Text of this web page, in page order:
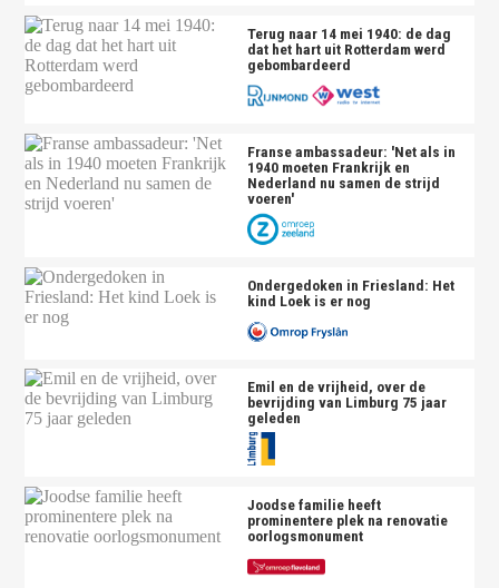
Terug naar 14 mei 1940: de dag
dat het hart uit Rotterdam werd
gebombardeerd
Franse ambassadeur: 'Net als in
1940 moeten Frankrijk en
Nederland nu samen de strijd
voeren'
Ondergedoken in Friesland: Het
kind Loek is er nog
Emil en de vrijheid, over de
bevrijding van Limburg 75 jaar
geleden
Joodse familie heeft
prominentere plek na renovatie
oorlogsmonument